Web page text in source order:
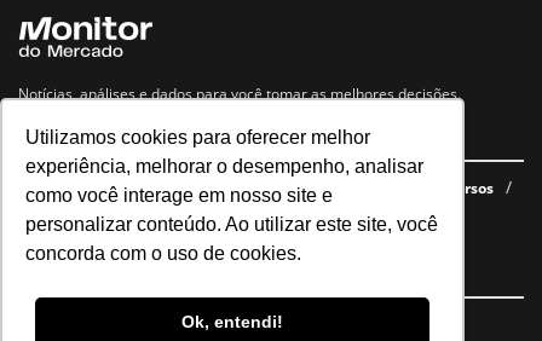
Utilizamos cookies para oferecer melhor
experiência, melhorar o desempenho, analisar
como você interage em nosso site e
personalizar conteúdo. Ao utilizar este site, você
concorda com o uso de cookies.
Ok, entendi!
Notícias, análises e dados para você tomar as melhores decisões.
Navegue no site
Últimas notícias Quem somos E-books gratuitos
Cursos
Política de privacidade